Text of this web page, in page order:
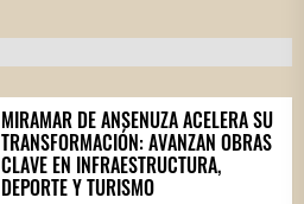
MIRAMAR DE ANSENUZA ACELERA SU
TRANSFORMACIÓN: AVANZAN OBRAS
CLAVE EN INFRAESTRUCTURA,
DEPORTE Y TURISMO